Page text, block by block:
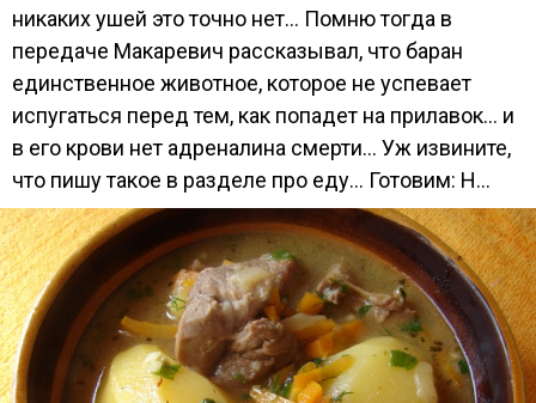
никаких ушей это точно нет… Помню тогда в
передаче Макаревич рассказывал, что баран
единственное животное, которое не успевает
испугаться перед тем, как попадет на прилавок… и
в его крови нет адреналина смерти… Уж извините,
что пишу такое в разделе про еду… Готовим: Н...